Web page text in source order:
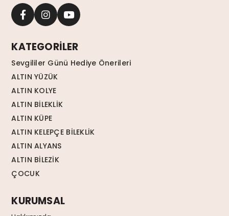
KATEGORİLER
Sevgililer Günü Hediye Önerileri
ALTIN YÜZÜK
ALTIN KOLYE
ALTIN BİLEKLİK
ALTIN KÜPE
ALTIN KELEPÇE BİLEKLİK
ALTIN ALYANS
ALTIN BİLEZİK
ÇOCUK
KURUMSAL